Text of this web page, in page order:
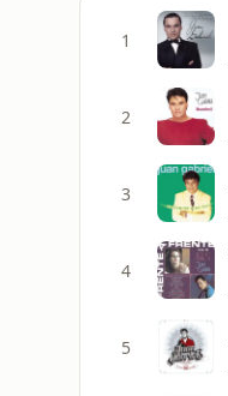
1
2
3
4
5